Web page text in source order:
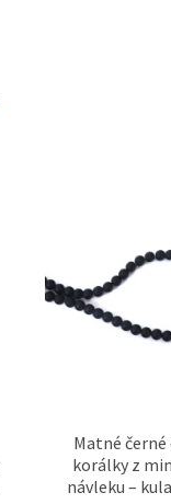
Matné černé
korálky z
návleku –